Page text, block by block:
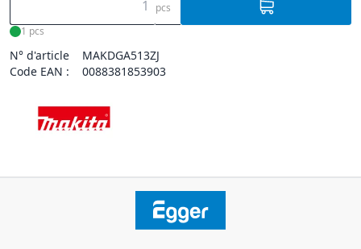
pcs
1 pcs
N° d'article
MAKDGA513ZJ
Code EAN :
0088381853903